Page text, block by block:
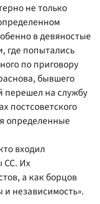
не только
в девяностые
где попытались
по приговору
бывшего
перешел на службу
постсоветского
определенные
входил
СС. Их
а как борцов
независимость».